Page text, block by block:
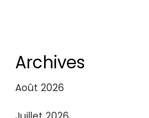
Archives
Août 2026